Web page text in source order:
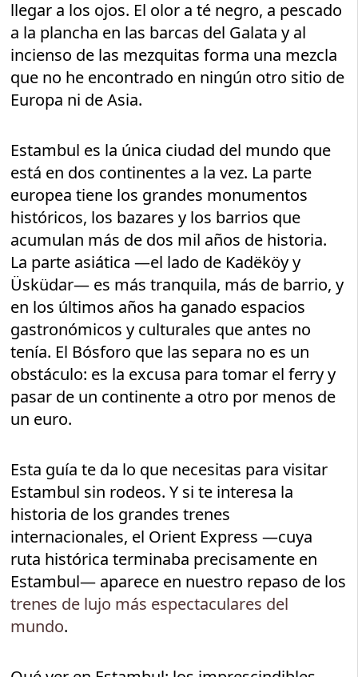
llegar a los ojos. El olor a té negro, a pescado
a la plancha en las barcas del Galata y al
incienso de las mezquitas forma una mezcla
que no he encontrado en ningún otro sitio de
Europa ni de Asia.
Estambul es la única ciudad del mundo que
está en dos continentes a la vez. La parte
europea tiene los grandes monumentos
históricos, los bazares y los barrios que
acumulan más de dos mil años de historia.
La parte asiática —el lado de Kadëköy y
Üsküdar— es más tranquila, más de barrio, y
en los últimos años ha ganado espacios
gastronómicos y culturales que antes no
tenía. El Bósforo que las separa no es un
obstáculo: es la excusa para tomar el ferry y
pasar de un continente a otro por menos de
un euro.
Esta guía te da lo que necesitas para visitar
Estambul sin rodeos. Y si te interesa la
historia de los grandes trenes
internacionales, el Orient Express —cuya
ruta histórica terminaba precisamente en
Estambul— aparece en nuestro repaso de los
trenes de lujo más espectaculares del
mundo.